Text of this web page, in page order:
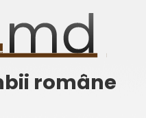
române